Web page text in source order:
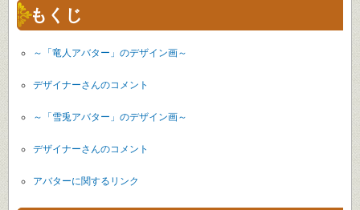
もくじ
～「竜人アバター」のデザイン画～
デザイナーさんのコメント
～「雪兎アバター」のデザイン画～
デザイナーさんのコメント
アバターに関するリンク